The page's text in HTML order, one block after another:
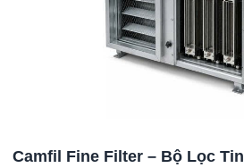
Camfil Fine Filter – Bộ Lọc